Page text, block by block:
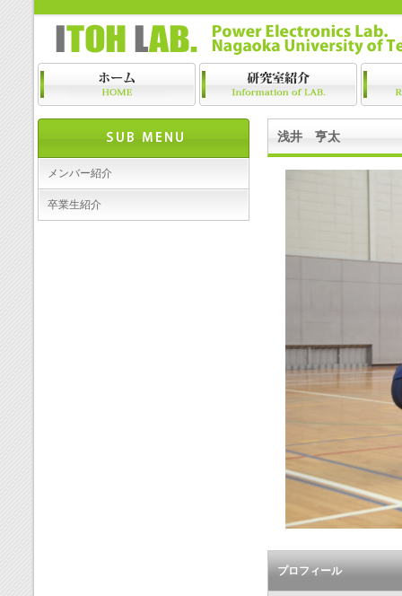
浅井 亨太
プロフィール
メンバー紹介
卒業生紹介